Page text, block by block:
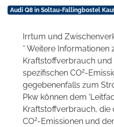
Audi Q8 in Soltau-Fallingbostel
Irrtum und
* Weitere Informationen
Kraftstoffverbrauch und
spezifischen CO2-
gegebenenfalls zum
Pkw können dem
Kraftstoffverbrauch, die
CO2-Emissionen und